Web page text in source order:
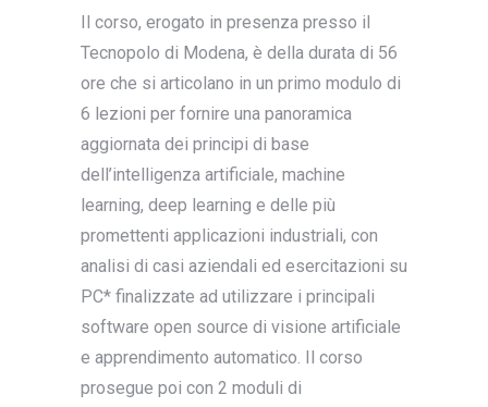
Il corso, erogato in presenza presso il
Tecnopolo di Modena, è della durata di 56
ore che si articolano in un primo modulo di
6 lezioni per fornire una panoramica
aggiornata dei principi di base
dell’intelligenza artificiale, machine
learning, deep learning e delle più
promettenti applicazioni industriali, con
analisi di casi aziendali ed esercitazioni su
PC* finalizzate ad utilizzare i principali
software open source di visione artificiale
e apprendimento automatico. Il corso
prosegue poi con 2 moduli di